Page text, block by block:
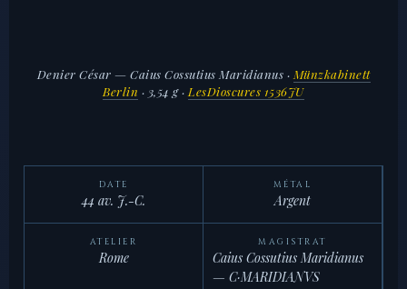
Denier César — Caius Cossutius Maridianus · Münzkabinett
Berlin · 3,54 g · LesDioscures 1536JU
DATE
44 av. J.-C.
MÉTAL
Argent
ATELIER
Rome
MAGISTRAT
Caius Cossutius Maridianus
— C·MARIDIANVS